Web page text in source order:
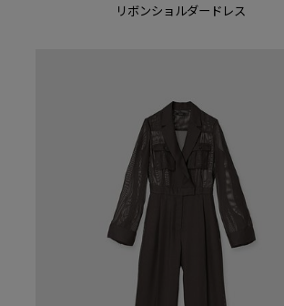
リボンショルダードレス